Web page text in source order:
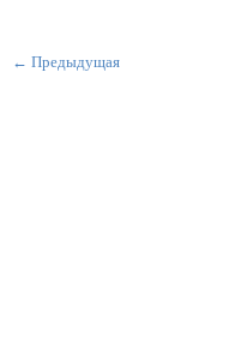
← Предыдущая